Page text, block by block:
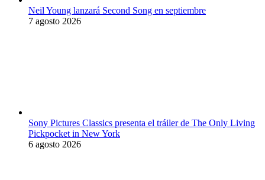
Neil Young lanzará Second Song en septiembre
7 agosto 2026
Sony Pictures Classics presenta el tráiler de The Only Living
Pickpocket in New York
6 agosto 2026